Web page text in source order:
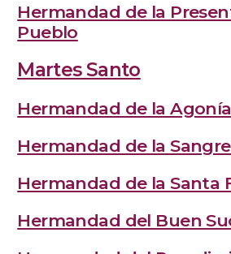
Hermandad de la
Pueblo
Martes Santo
Hermandad de la Agonía
Hermandad de la
Hermandad de la Santa
Hermandad del Buen